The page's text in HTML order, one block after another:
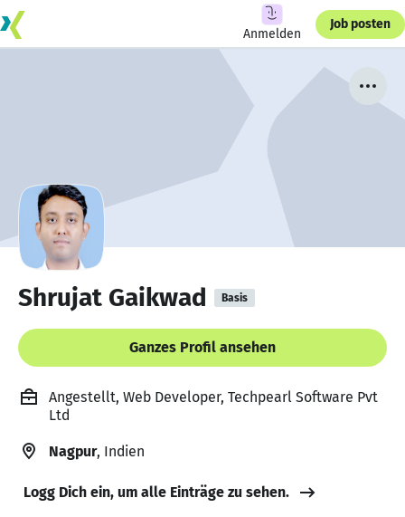
Anmelden
Job posten
Shrujat Gaikwad Basis
Ganzes Profil ansehen
Angestellt, Web Developer, Techpearl Software Pvt
Ltd
Nagpur, Indien
Logg Dich ein, um alle Einträge zu sehen.